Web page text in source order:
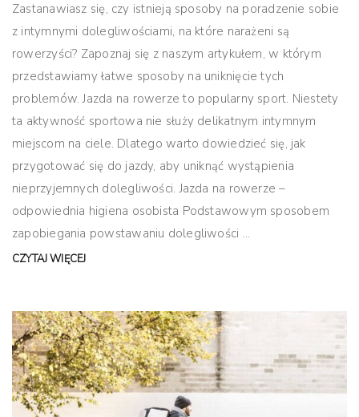
Zastanawiasz się, czy istnieją sposoby na poradzenie sobie
z intymnymi dolegliwościami, na które narażeni są
rowerzyści? Zapoznaj się z naszym artykułem, w którym
przedstawiamy łatwe sposoby na uniknięcie tych
problemów. Jazda na rowerze to popularny sport. Niestety
ta aktywność sportowa nie służy delikatnym intymnym
miejscom na ciele. Dlatego warto dowiedzieć się, jak
przygotować się do jazdy, aby uniknąć wystąpienia
nieprzyjemnych dolegliwości. Jazda na rowerze –
odpowiednia higiena osobista Podstawowym sposobem
zapobiegania powstawaniu dolegliwości ...
CZYTAJ WIĘCEJ